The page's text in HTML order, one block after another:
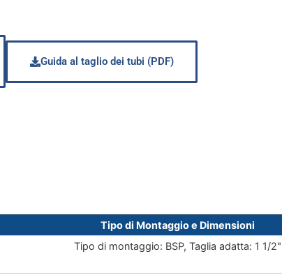
Guida al taglio dei tubi (PDF)
Tipo di Montaggio e Dimensioni
Tipo di montaggio: BSP, Taglia adatta: 1 1/2"